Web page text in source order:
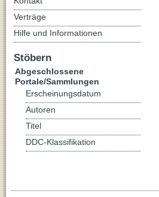
Verträge
Hilfe und Informationen
Stöbern
Abgeschlossene
Portale/Sammlungen
Erscheinungsdatum
Autoren
Titel
DDC-Klassifikation